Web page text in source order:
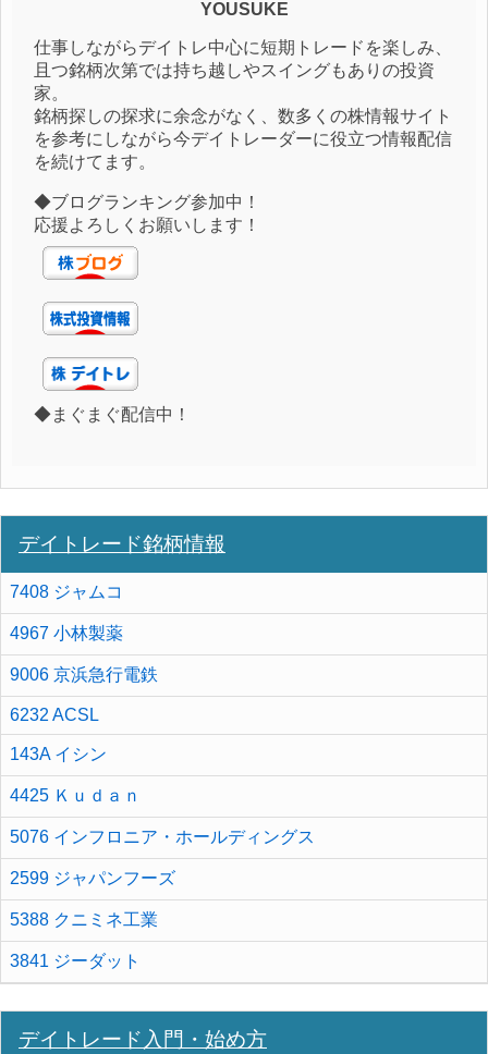
YOUSUKE
仕事しながらデイトレ中心に短期トレードを楽しみ、
且つ銘柄次第では持ち越しやスイングもありの投資
家。
銘柄探しの探求に余念がなく、数多くの株情報サイト
を参考にしながら今デイトレーダーに役立つ情報配信
を続けてます。
◆ブログランキング参加中！
応援よろしくお願いします！
◆まぐまぐ配信中！
デイトレード銘柄情報
7408 ジャムコ
4967 小林製薬
9006 京浜急行電鉄
6232 ACSL
143A イシン
4425 Ｋｕｄａｎ
5076 インフロニア・ホールディングス
2599 ジャパンフーズ
5388 クニミネ工業
3841 ジーダット
デイトレード入門・始め方